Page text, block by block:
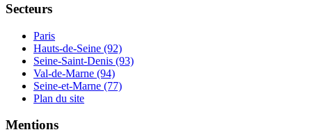
Secteurs
Paris
Hauts-de-Seine (92)
Seine-Saint-Denis (93)
Val-de-Marne (94)
Seine-et-Marne (77)
Plan du site
Mentions